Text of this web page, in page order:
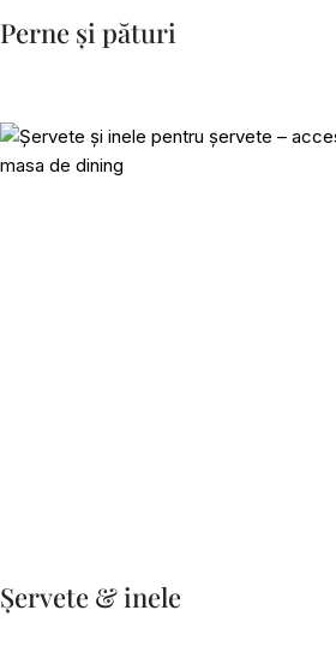
Perne și pături
Șervete & inele